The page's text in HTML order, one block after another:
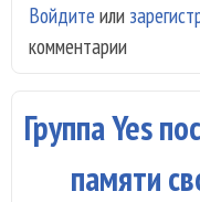
Войдите или
комментарии
Группа Yes
памяти